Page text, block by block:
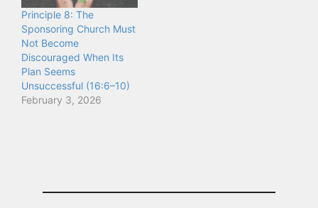
Principle 8: The
Sponsoring Church Must
Not Become
Discouraged When Its
Plan Seems
Unsuccessful (16:6–10)
February 3, 2026